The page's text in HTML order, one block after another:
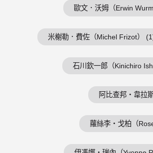
歐文．沃姆（Erwin
米榭勒．費佐（Michel Frizot）
石川欽一郎（Kinichiro
阿比查邦・韋拉
蘿絲李・戈柏（